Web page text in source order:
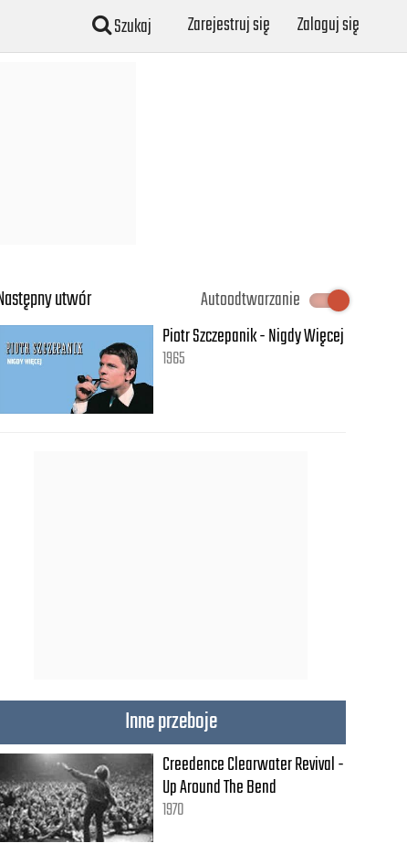
Szukaj Zarejestruj się Zaloguj się
utwór
Autoodtwarzanie
Piotr Szczepanik - Nigdy Więcej
1965
Inne przeboje
Creedence Clearwater Revival -
Up Around The Bend
1970